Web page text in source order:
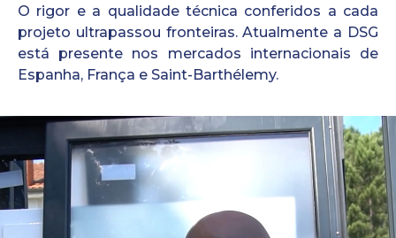
O rigor e a qualidade técnica conferidos a cada
projeto ultrapassou fronteiras. Atualmente a DSG
está presente nos mercados internacionais de
Espanha, França e Saint-Barthélemy.